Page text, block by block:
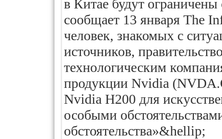
в Китае будут
сообщает 13 января The
человек, знакомых с
источников,
технологическим
продукции Nvidia
Nvidia H200 для
особыми
обстоятельства»&hellip;